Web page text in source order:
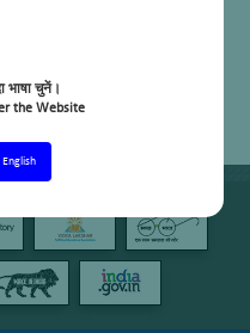
भाषा चुनें।
the Website
English